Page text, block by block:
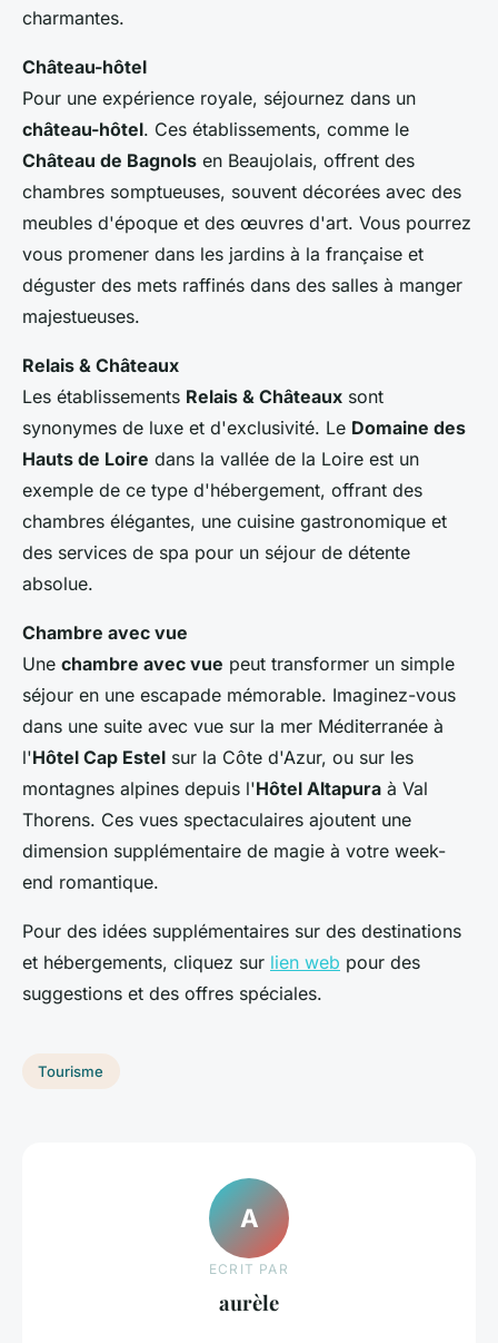
charmantes.
Château-hôtel
Pour une expérience royale, séjournez dans un
château-hôtel. Ces établissements, comme le
Château de Bagnols en Beaujolais, offrent des
chambres somptueuses, souvent décorées avec des
meubles d'époque et des œuvres d'art. Vous pourrez
vous promener dans les jardins à la française et
déguster des mets raffinés dans des salles à manger
majestueuses.
Relais & Châteaux
Les établissements Relais & Châteaux sont
synonymes de luxe et d'exclusivité. Le Domaine des
Hauts de Loire dans la vallée de la Loire est un
exemple de ce type d'hébergement, offrant des
chambres élégantes, une cuisine gastronomique et
des services de spa pour un séjour de détente
absolue.
Chambre avec vue
Une chambre avec vue peut transformer un simple
séjour en une escapade mémorable. Imaginez-vous
dans une suite avec vue sur la mer Méditerranée à
l'Hôtel Cap Estel sur la Côte d'Azur, ou sur les
montagnes alpines depuis l'Hôtel Altapura à Val
Thorens. Ces vues spectaculaires ajoutent une
dimension supplémentaire de magie à votre week-
end romantique.
Pour des idées supplémentaires sur des destinations
et hébergements, cliquez sur lien web pour des
suggestions et des offres spéciales.
Tourisme
A
ECRIT PAR
aurèle